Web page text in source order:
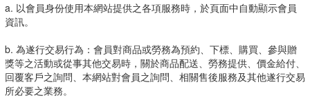
a. 以會員身份使用本網站提供之各項服務時，於頁面中自動顯示會員
資訊。
b. 為遂行交易行為：會員對商品或勞務為預約、下標、購買、參與贈
獎等之活動或從事其他交易時，關於商品配送、勞務提供、價金給付、
回覆客戶之詢問、本網站對會員之詢問、相關售後服務及其他遂行交易
所必要之業務。